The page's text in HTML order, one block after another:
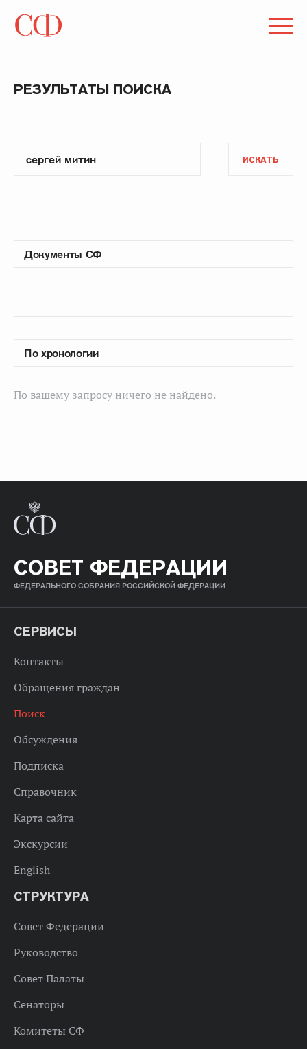
РЕЗУЛЬТАТЫ ПОИСКА
ИСКАТЬ
По вашему запросу ничего не найдено.
СОВЕТ ФЕДЕРАЦИИ
ФЕДЕРАЛЬНОГО СОБРАНИЯ РОССИЙСКОЙ ФЕДЕРАЦИИ
СЕРВИСЫ
Контакты
Обращения граждан
Поиск
Обсуждения
Подписка
Справочник
Карта сайта
Экскурсии
English
СТРУКТУРА
Совет Федерации
Руководство
Совет Палаты
Сенаторы
Комитеты СФ